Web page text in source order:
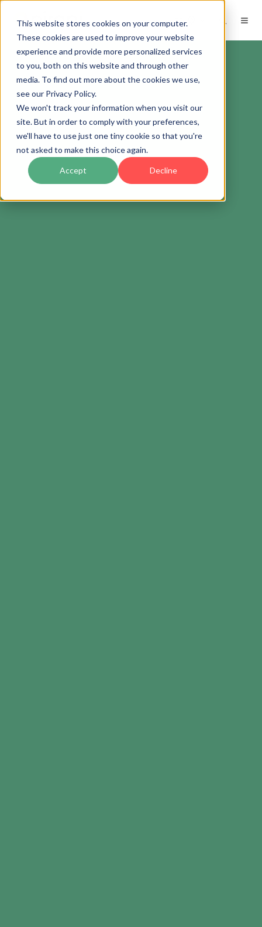
This website stores cookies on your computer.
These cookies are used to improve your website
experience and provide more personalized services
to you, both on this website and through other
media. To find out more about the cookies we use,
see our Privacy Policy.
We won't track your information when you visit our
site. But in order to comply with your preferences,
we'll have to use just one tiny cookie so that you're
not asked to make this choice again.
Accept Decline
ES